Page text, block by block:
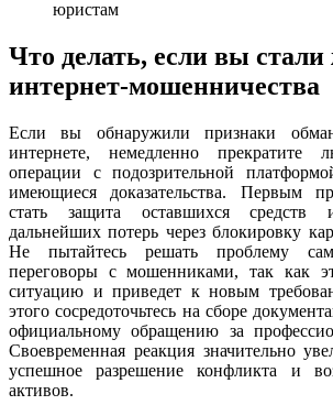
юристам
Что делать, если вы
интернет-мошенничества
Если вы обнаружили признаки
интернете, немедленно прекратите
операции с подозрительной
имеющиеся доказательства. Первым
стать защита оставшихся средств
дальнейших потерь через блокировку
Не пытайтесь решать проблему
переговоры с мошенниками, так как
ситуацию и приведет к новым
этого сосредоточьтесь на сборе
официальному обращению за
Своевременная реакция значительно
успешное разрешение конфликта и
активов.